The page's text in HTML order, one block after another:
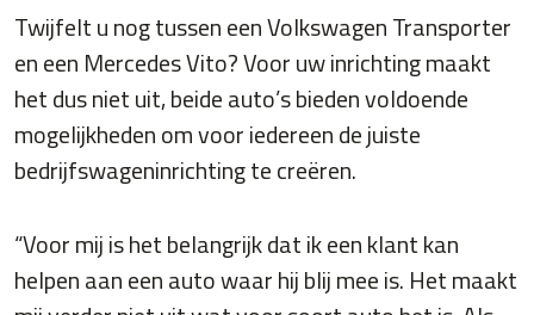
Twijfelt u nog tussen een Volkswagen Transporter
en een Mercedes Vito? Voor uw inrichting maakt
het dus niet uit, beide auto’s bieden voldoende
mogelijkheden om voor iedereen de juiste
bedrijfswageninrichting te creëren.
“Voor mij is het belangrijk dat ik een klant kan
helpen aan een auto waar hij blij mee is. Het maakt